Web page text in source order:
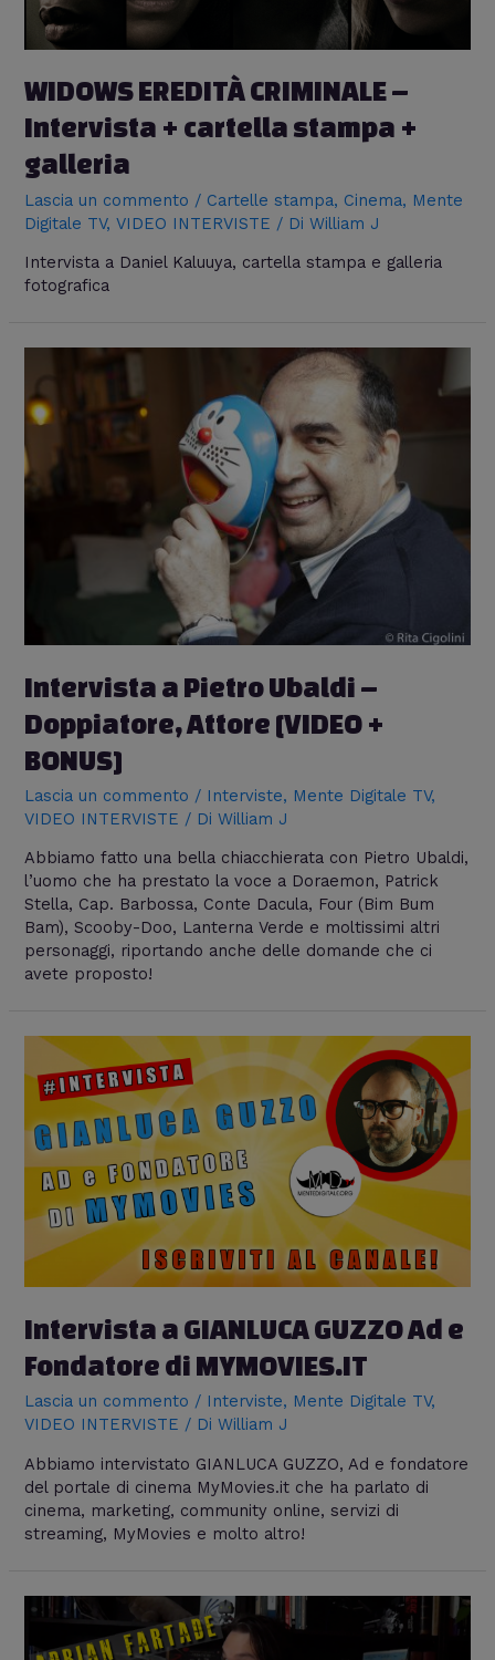
WIDOWS EREDITÀ CRIMINALE –
Intervista + cartella stampa +
galleria
Lascia un commento / Cartelle stampa, Cinema, Mente
Digitale TV,VIDEO INTERVISTE / DiWilliam J
Intervista a Daniel Kaluuya, cartella stampa e galleria
fotografica
Intervista a Pietro Ubaldi –
Doppiatore, Attore [VIDEO +
BONUS]
Lascia un commento / Interviste, Mente Digitale TV,
VIDEO INTERVISTE / DiWilliam J
Abbiamo fatto una bella chiacchierata con Pietro Ubaldi,
l’uomo che ha prestato la voce a Doraemon, Patrick
Stella, Cap. Barbossa, Conte Dacula, Four (Bim Bum
Bam), Scooby-Doo, Lanterna Verde e moltissimi altri
personaggi, riportando anche delle domande che ci
avete proposto!
Intervista a GIANLUCA GUZZO Ad e
Fondatore di MYMOVIES.IT
Lascia un commento / Interviste, Mente Digitale TV,
VIDEO INTERVISTE / DiWilliam J
Abbiamo intervistato GIANLUCA GUZZO, Ad e fondatore
del portale di cinema MyMovies.it che ha parlato di
cinema, marketing, community online, servizi di
streaming, MyMovies e molto altro!